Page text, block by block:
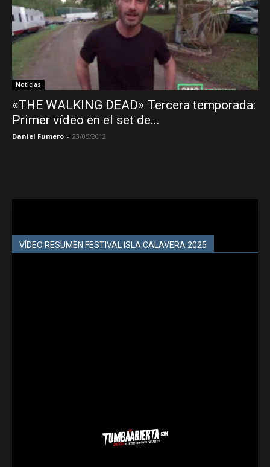
Noticias
«THE WALKING DEAD» Tercera temporada:
Primer vídeo en el set de...
Daniel Fumero - 23/05/2012
VÍDEO RESUMEN FESTIVAL ISLA CALAVERA 2025